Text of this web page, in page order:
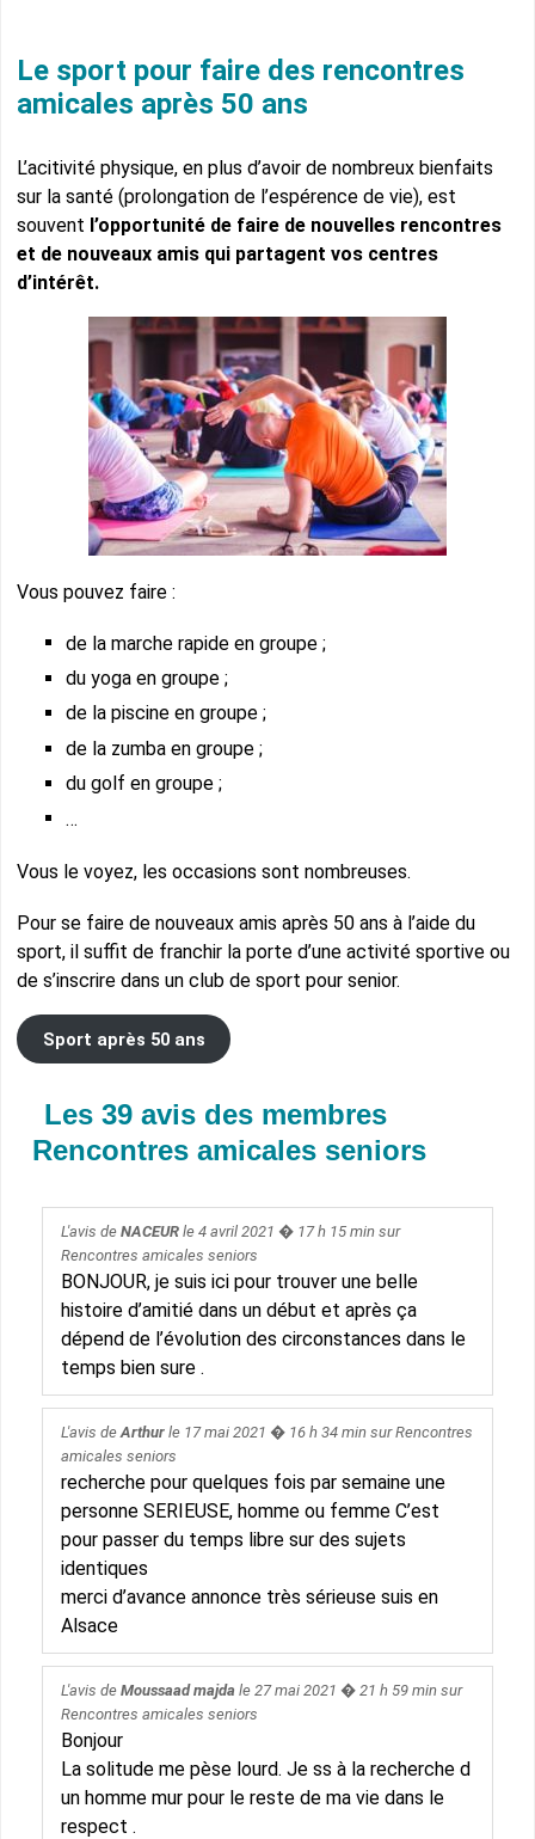
Le sport pour faire des rencontres
amicales après 50 ans
L’acitivité physique, en plus d’avoir de nombreux bienfaits
sur la santé (prolongation de l’espérence de vie), est
souvent l’opportunité de faire de nouvelles rencontres
et de nouveaux amis qui partagent vos centres
d’intérêt.
Vous pouvez faire :
de la marche rapide en groupe ;
du yoga en groupe ;
de la piscine en groupe ;
de la zumba en groupe ;
du golf en groupe ;
…
Vous le voyez, les occasions sont nombreuses.
Pour se faire de nouveaux amis après 50 ans à l’aide du
sport, il suffit de franchir la porte d’une activité sportive ou
de s’inscrire dans un club de sport pour senior.
Sport après 50 ans
Les 39 avis des membres
Rencontres amicales seniors
L'avis de NACEURle 4 avril 2021 � 17 h 15 min sur
Rencontres amicales seniors
BONJOUR, je suis ici pour trouver une belle
histoire d’amitié dans un début et après ça
dépend de l’évolution des circonstances dans le
temps bien sure .
L'avis deArthurle 17 mai 2021 � 16 h 34 min surRencontres
amicales seniors
recherche pour quelques fois par semaine une
personne SERIEUSE, homme ou femme C’est
pour passer du temps libre sur des sujets
identiques
merci d’avance annonce très sérieuse suis en
Alsace
L'avis de Moussaad majda le 27 mai 2021 � 21 h 59 min sur
Rencontres amicales seniors
Bonjour
La solitude me pèse lourd. Je ss à la recherche d
un homme mur pour le reste de ma vie dans le
respect .